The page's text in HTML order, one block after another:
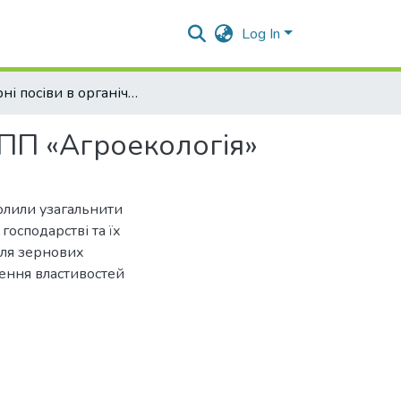
Log In
Бінарні посіви в органічному землеробстві: досвід ПП «Агроекологія»
«Агроекологія»
узагальнити
та їх
зернових
властивостей